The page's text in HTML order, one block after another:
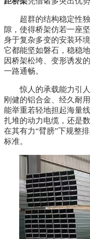
超群的结构稳定性
隙，使得桥架仿若一座
身于复杂多变的安装环
它都能坚如磐石，稳稳
因桥架松垮、变形诱发
一路通畅。
惊人的承载能力引
刚健的铝合金、经久耐
能举重若轻地担起海量
扎堆的动力电缆，还是
在其有力“臂膀”下规整
标准。